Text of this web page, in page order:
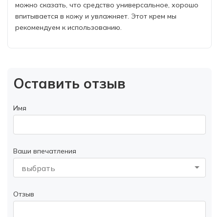
можно сказать, что средство универсальное, хорошо
впитывается в кожу и увлажняет. Этот крем мы
рекомендуем к использованию.
Оставить отзыв
Имя
Ваши впечатления
выбрать
Отзыв